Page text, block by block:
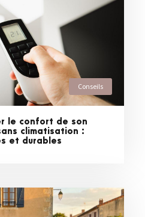
Conseils
le confort de son
climatisation :
et durables